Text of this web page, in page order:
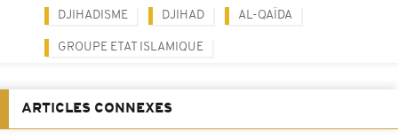
DJIHADISME DJIHAD AL-QAÏDA
GROUPE ETAT ISLAMIQUE
ARTICLES CONNEXES